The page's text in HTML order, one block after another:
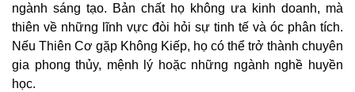
ngành sáng tạo. Bản chất họ không ưa kinh doanh, mà
thiên về những lĩnh vực đòi hỏi sự tinh tế và óc phân tích.
Nếu Thiên Cơ gặp Không Kiếp, họ có thể trở thành chuyên
gia phong thủy, mệnh lý hoặc những ngành nghề huyền
học.